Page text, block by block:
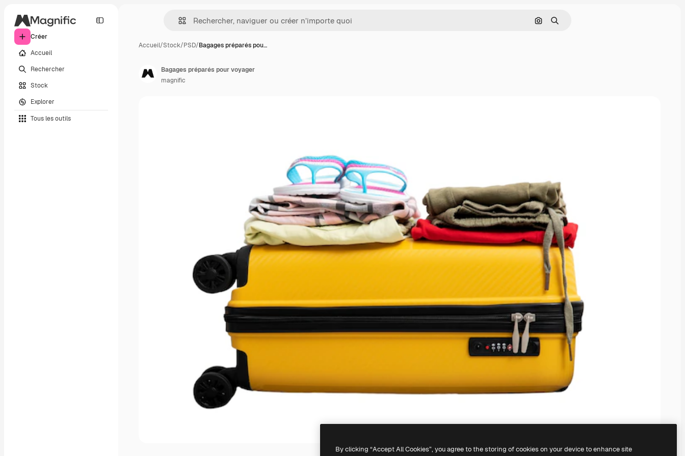
Créer
Accueil
Rechercher
Stock
Explorer
Tous les outils
Rechercher par image
Rechercher
Accueil/Stock/PSD/Bagages préparés pou…
Bagages préparés pour voyager
magnific
By clicking “Accept All Cookies”, you agree to the storing of cookies on your device to enhance site